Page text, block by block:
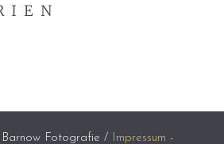
Fotografie / Impressum -